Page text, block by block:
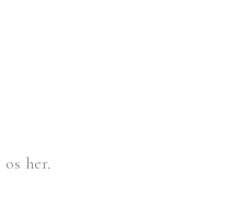
her.